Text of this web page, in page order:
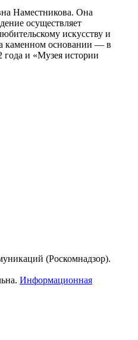
Наместникова. Она
осуществляет
искусству и
каменном основании — в
года и «Музея истории
(Роскомнадзор).
Информационная